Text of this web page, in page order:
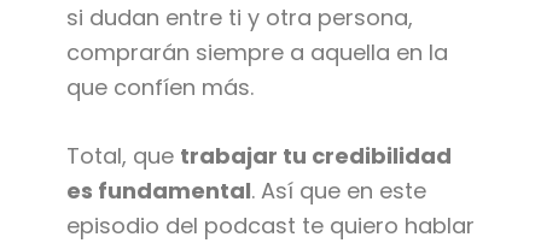
si dudan entre ti y otra persona,
comprarán siempre a aquella en la
que confíen más.
Total, que trabajar tu credibilidad
es fundamental. Así que en este
episodio del podcast te quiero hablar